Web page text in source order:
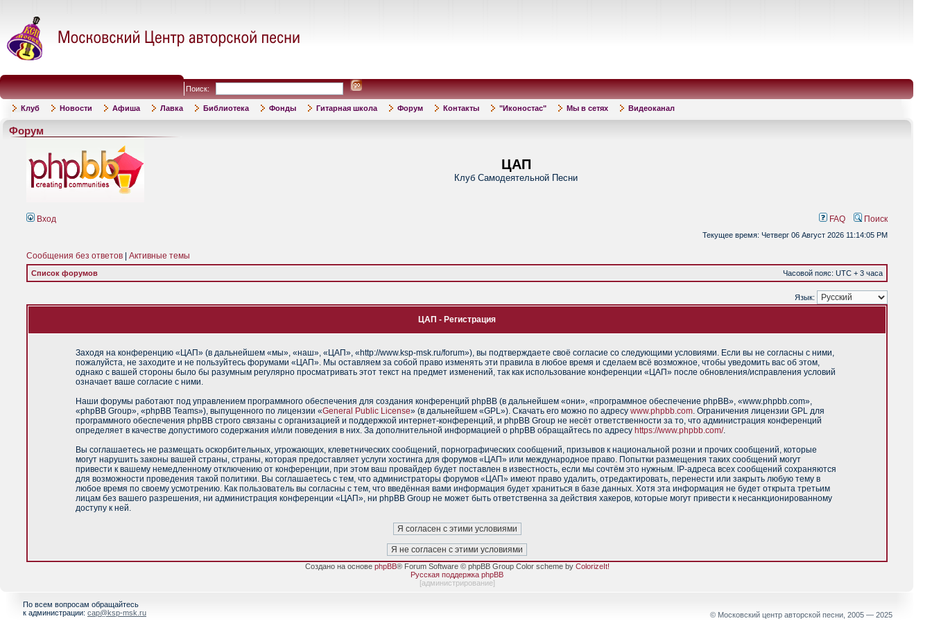
Поиск:
Клуб Новости Афиша Лавка Библиотека Фонды Гитарная школа Форум Контакты "Иконостас" Мы в сетях Видеоканал
Форум
ЦАП
Клуб Самодеятельной Песни
Вход FAQ Поиск
Текущее время: Четверг 06 Август 2026 11:14:05 PM
Сообщения без ответов Активные темы
Список форумов Часовой пояс: UTC + 3 часа
Язык:
ЦАП - Регистрация
Заходя на конференцию «ЦАП» (в дальнейшем «мы», «наш», «ЦАП», «http://www.ksp-msk.ru/forum»), вы подтверждаете своё согласие со следующими условиями. Если вы не согласны с ними,
пожалуйста, не заходите и не пользуйтесь форумами «ЦАП». Мы оставляем за собой право изменять эти правила в любое время и сделаем всё возможное, чтобы уведомить вас об этом,
однако с вашей стороны было бы разумным регулярно просматривать этот текст на предмет изменений, так как использование конференции «ЦАП» после обновления/исправления условий
означает ваше согласие с ними.
Наши форумы работают под управлением программного обеспечения для создания конференций phpBB (в дальнейшем «они», «программное обеспечение phpBB», «www.phpbb.com»,
«phpBB Group», «phpBB Teams»), выпущенного по лицензии «General Public License» (в дальнейшем «GPL»). Скачать его можно по адресу www.phpbb.com. Ограничения лицензии GPL для
программного обеспечения phpBB строго связаны с организацией и поддержкой интернет-конференций, и phpBB Group не несёт ответственности за то, что администрация конференций
определяет в качестве допустимого содержания и/или поведения в них. За дополнительной информацией о phpBB обращайтесь по адресу https://www.phpbb.com/.
Вы соглашаетесь не размещать оскорбительных, угрожающих, клеветнических сообщений, порнографических сообщений, призывов к национальной розни и прочих сообщений, которые
могут нарушить законы вашей страны, страны, которая предоставляет услуги хостинга для форумов «ЦАП» или международное право. Попытки размещения таких сообщений могут
привести к вашему немедленному отключению от конференции, при этом ваш провайдер будет поставлен в известность, если мы сочтём это нужным. IP-адреса всех сообщений сохраняются
для возможности проведения такой политики. Вы соглашаетесь с тем, что администраторы форумов «ЦАП» имеют право удалить, отредактировать, перенести или закрыть любую тему в
любое время по своему усмотрению. Как пользователь вы согласны с тем, что введённая вами информация будет храниться в базе данных. Хотя эта информация не будет открыта третьим
лицам без вашего разрешения, ни администрация конференции «ЦАП», ни phpBB Group не может быть ответственна за действия хакеров, которые могут привести к несанкционированному
доступу к ней.
Создано на основе phpBB® Forum Software © phpBB Group Color scheme by ColorizeIt!
Русская поддержка phpBB
[администрирование]
По всем вопросам обращайтесь
к администрации: cap@ksp-msk.ru © Московский центр авторской песни, 2005 — 2025